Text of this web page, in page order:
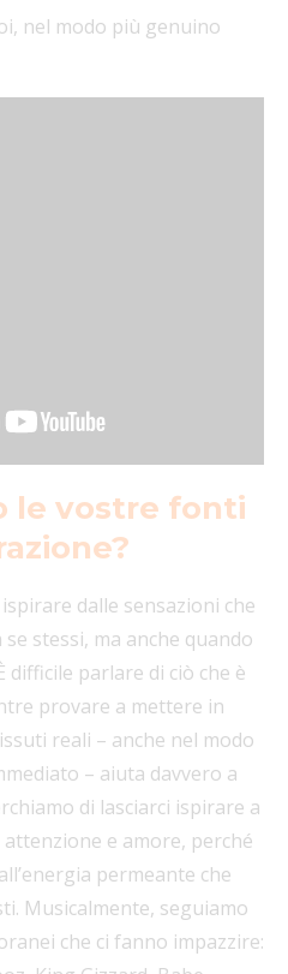
nel modo più genuino
le vostre fonti
dalle sensazioni che
stessi, ma anche quando
difficile parlare di ciò che è
provare a mettere in
reali – anche nel modo
– aiuta davvero a
di lasciarci ispirare a
e amore, perché
permeante che
Musicalmente, seguiamo
che ci fanno impazzire: